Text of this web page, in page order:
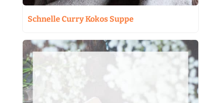
Schnelle Curry Kokos Suppe